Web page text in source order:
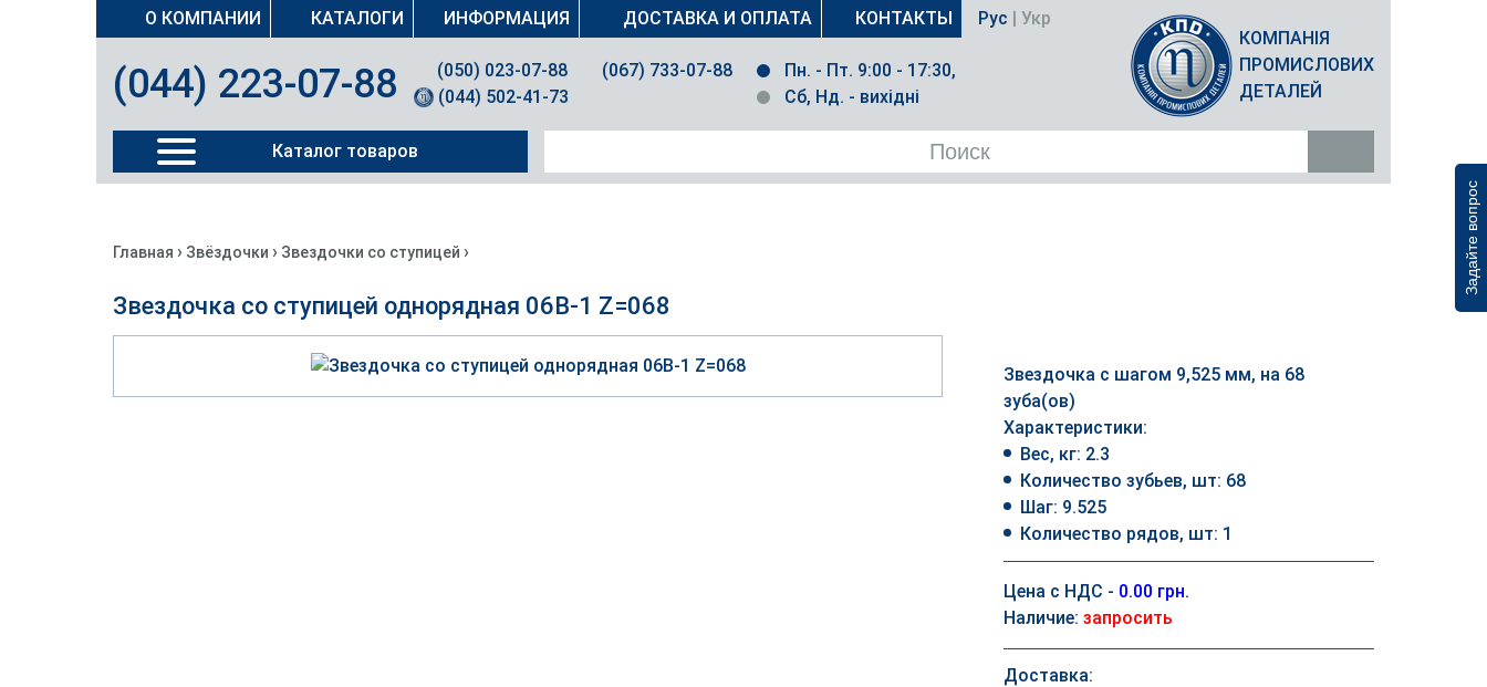
Задайте вопрос
О КОМПАНИИ КАТАЛОГИ ИНФОРМАЦИЯ ДОСТАВКА И ОПЛАТА КОНТАКТЫ Рус | Укр
(044) 223-07-88 (050) 023-07-88
(067) 733-07-88
(044) 502-41-73
Пн. - Пт. 9:00 - 17:30,
Сб, Нд. - вихідні
КОМПАНІЯ
ПРОМИСЛОВИХ
ДЕТАЛЕЙ
Каталог товаров
Главная › Звёздочки › Звездочки со ступицей ›
Звездочка со ступицей однорядная 06B-1 Z=068
Звездочка с шагом 9,525 мм, на 68
зуба(ов)
Характеристики:
Вес, кг: 2.3
Количество зубьев, шт: 68
Шаг: 9.525
Количество рядов, шт: 1
Цена с НДС - 0.00 грн.
Наличие: запросить
Доставка: